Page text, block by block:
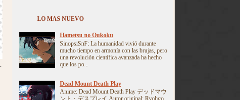
LO MAS NUEVO
Hametsu no Oukoku
SinopsiSnF: La humanidad vivió durante
mucho tiempo en armonía con las brujas, pero
una revolución científica avanzada ha hecho
que los po...
Dead Mount Death Play
Anime: Dead Mount Death Play デッドマウ